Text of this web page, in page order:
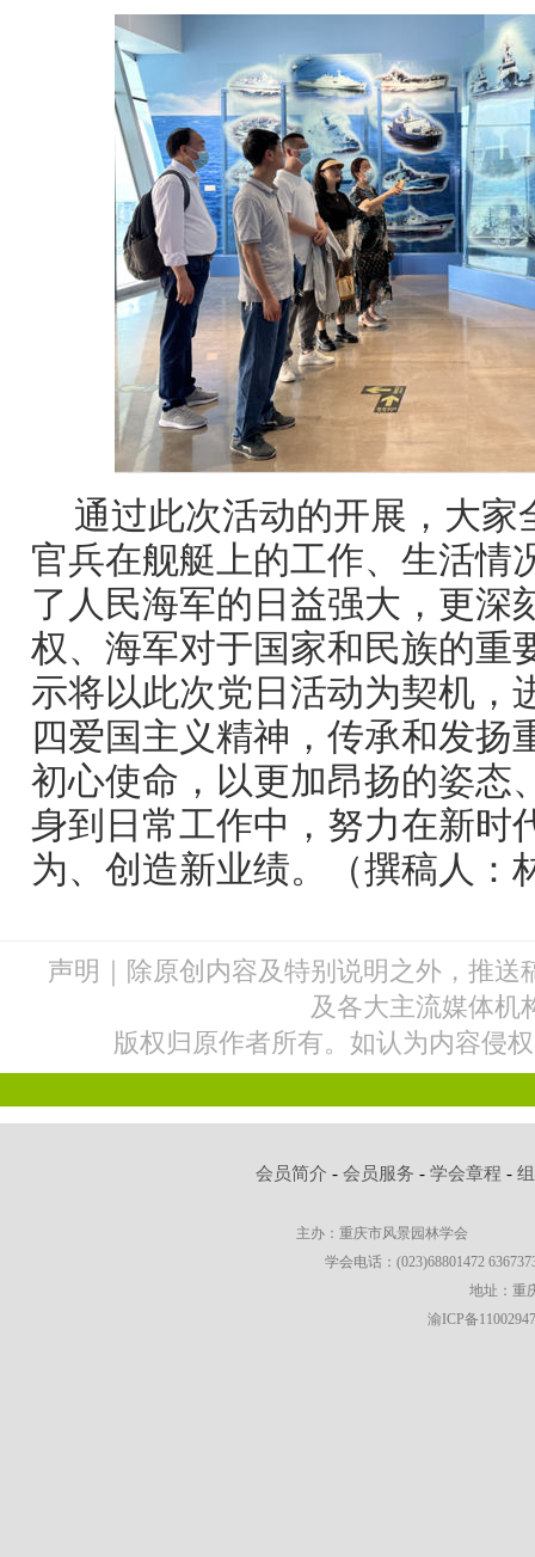
通过此次活动的开展，大家
官兵在舰艇上的工作、生活情
了人民海军的日益强大，更深
权、海军对于国家和民族的重
示将以此次党日活动为契机，
四爱国主义精神，传承和发扬
初心使命，以更加昂扬的姿态
身到日常工作中，努力在新时
为、创造新业绩。（撰稿人：
声明｜除原创内容及特别说明之外，推送
及各大主流媒体机
版权归原作者所有。如认为内容侵
会员简介 -会员服务 -学会章程 -
主办：重庆市风景园林学会
学会电话：(023)68801472
地址：重
渝ICP备